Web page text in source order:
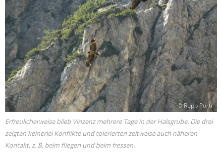
© Rupp Porti
Erfreulicherweise blieb Vinzenz mehrere Tage in der Halsgrube. Die drei
zeigten keinerlei Konflikte und tolerierten zeitweise auch näheren
Kontakt, z. B. beim fliegen und beim fressen.